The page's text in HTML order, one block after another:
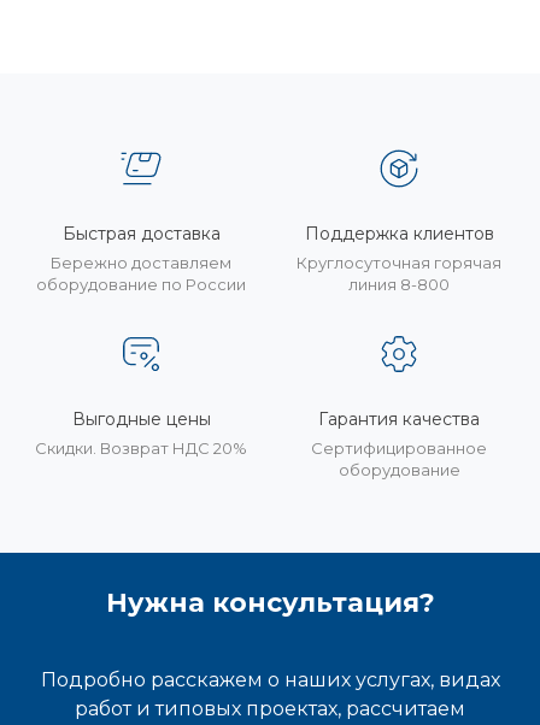
Быстрая доставка
Бережно доставляем
оборудование по России
Поддержка клиентов
Круглосуточная горячая
линия 8-800
Выгодные цены
Скидки. Возврат НДС 20%
Гарантия качества
Сертифицированное
оборудование
Нужна консультация?
Подробно расскажем о наших услугах, видах
работ и типовых проектах, рассчитаем